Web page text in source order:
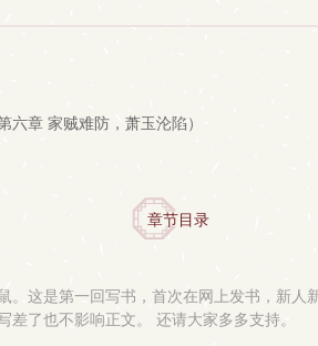
六章 家贼难防，萧玉沦陷）
章节目录
。这是第一回写书，首次在网上发书，新
差了也不影响正文。 还请大家多多支持。